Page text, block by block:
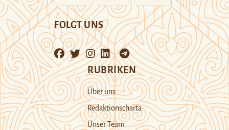
FOLGT UNS
RUBRIKEN
Über uns
Redaktionscharta
Unser Team